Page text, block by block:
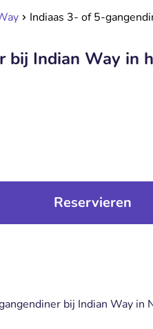
Indiaas 3- of 5-
bij Indian Way in
Reservieren
bij Indian Way in